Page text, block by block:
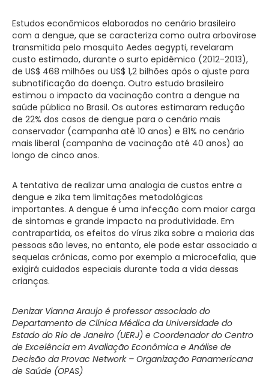
Estudos econômicos elaborados no cenário brasileiro
com a dengue, que se caracteriza como outra arbovirose
transmitida pelo mosquito Aedes aegypti, revelaram
custo estimado, durante o surto epidêmico (2012-2013),
de US$ 468 milhões ou US$ 1,2 bilhões após o ajuste para
subnotificação da doença. Outro estudo brasileiro
estimou o impacto da vacinação contra a dengue na
saúde pública no Brasil. Os autores estimaram redução
de 22% dos casos de dengue para o cenário mais
conservador (campanha até 10 anos) e 81% no cenário
mais liberal (campanha de vacinação até 40 anos) ao
longo de cinco anos.
A tentativa de realizar uma analogia de custos entre a
dengue e zika tem limitações metodológicas
importantes. A dengue é uma infecção com maior carga
de sintomas e grande impacto na produtividade. Em
contrapartida, os efeitos do vírus zika sobre a maioria das
pessoas são leves, no entanto, ele pode estar associado a
sequelas crônicas, como por exemplo a microcefalia, que
exigirá cuidados especiais durante toda a vida dessas
crianças.
Denizar Vianna Araujo é professor associado do
Departamento de Clínica Médica da Universidade do
Estado do Rio de Janeiro (UERJ) e Coordenador do Centro
de Excelência em Avaliação Econômica e Análise de
Decisão da Provac Network – Organização Panamericana
de Saúde (OPAS)